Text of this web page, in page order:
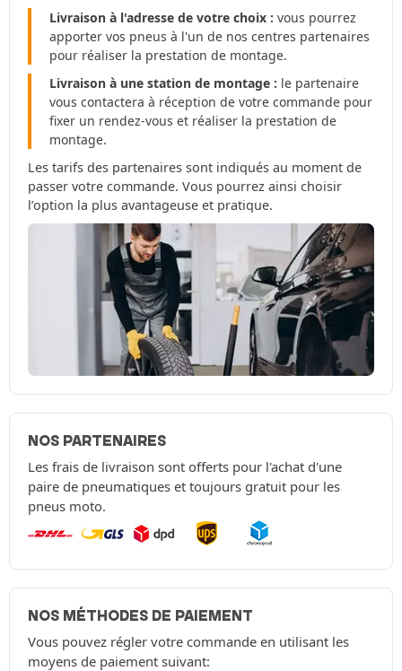
Livraison à l'adresse de votre choix : vous pourrez
apporter vos pneus à l'un de nos centres partenaires
pour réaliser la prestation de montage.
Livraison à une station de montage : le partenaire
vous contactera à réception de votre commande pour
fixer un rendez-vous et réaliser la prestation de
montage.
Les tarifs des partenaires sont indiqués au moment de
passer votre commande. Vous pourrez ainsi choisir
l’option la plus avantageuse et pratique.
NOS PARTENAIRES
Les frais de livraison sont offerts pour l'achat d'une
paire de pneumatiques et toujours gratuit pour les
pneus moto.
NOS MÉTHODES DE PAIEMENT
Vous pouvez régler votre commande en utilisant les
moyens de paiement suivant: